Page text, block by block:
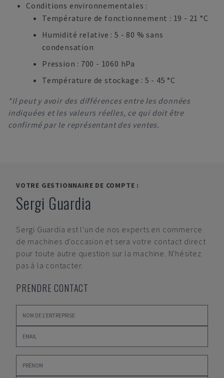
Conditions environnementales :
Température de fonctionnement : 19 - 21 °C
Humidité relative : 5 - 80 % sans
condensation
Pression : 700 - 1060 hPa
Température de stockage : 5 - 45 °C
*Il peut y avoir des différences entre les données
indiquées et les valeurs réelles, ce qui doit être
confirmé par le représentant des ventes.
VOTRE GESTIONNAIRE DE COMPTE :
Sergi Guardia
Sergi Guardia est l'un de nos experts en commerce
de machines d'occasion et sera votre contact direct
pour toute autre question sur la machine. N'hésitez
pas à la contacter.
PRENDRE CONTACT